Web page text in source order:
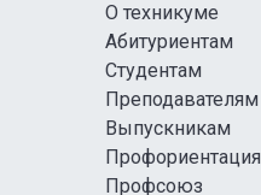
О техникуме
Абитуриентам
Студентам
Преподавателям
Выпускникам
Профориентация
Профсоюз